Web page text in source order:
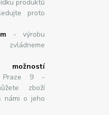
produktů
proto
- výrobu
možností
9 -
zboží
námi o jeho